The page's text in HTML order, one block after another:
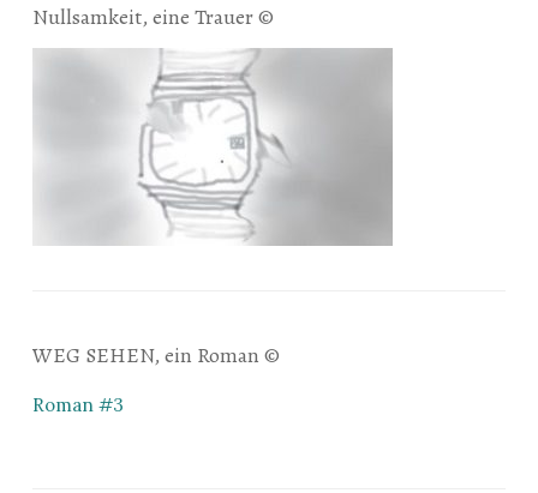
Nullsamkeit, eine Trauer ©
WEG SEHEN, ein Roman ©
Roman #3